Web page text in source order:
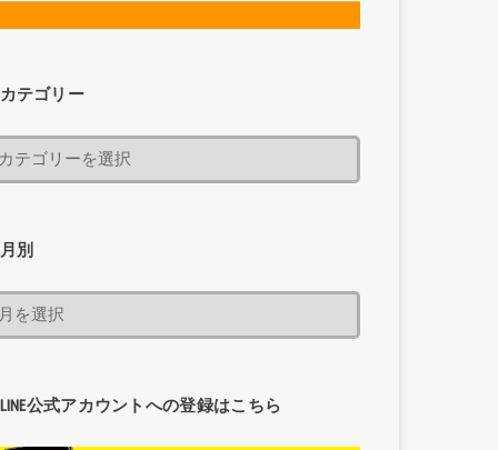
カテゴリー
月別
LINE公式アカウントへの登録はこちら